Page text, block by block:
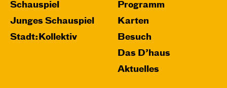
Schauspiel
Junges Schauspiel
Stadt:Kollektiv
Programm
Karten
Besuch
Das D’haus
Aktuelles